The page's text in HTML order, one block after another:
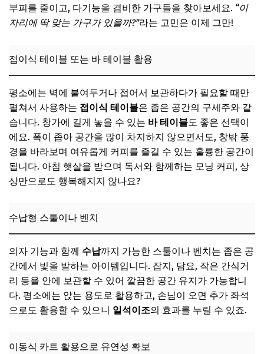
부피를 줄이고, 다기능을 겸비한 가구들을 찾아보세요. “이
자리에 딱 맞는 가구가 있을까?”라는 고민은 이제 그만!
접이식 테이블 또는 바 테이블 활용
평소에는 벽에 붙여두거나 접어서 보관하다가 필요할 때만
펼쳐서 사용하는 접이식 테이블은 좁은 공간의 구세주와 같
습니다. 창가에 길게 놓을 수 있는 바 테이블도 좋은 선택이
에요. 폭이 좁아 공간을 많이 차지하지 않으면서도, 창밖 풍
경을 바라보며 여유롭게 커피를 즐길 수 있는 훌륭한 공간이
됩니다. 아침 햇살을 받으며 독서와 함께하는 모닝 커피, 상
상만으로도 행복해지지 않나요?
수납형 스툴이나 벤치
의자 기능과 함께 수납까지 가능한 스툴이나 벤치는 좁은 공
간에서 빛을 발하는 아이템입니다. 잡지, 담요, 작은 간식거
리 등을 안에 보관할 수 있어 깔끔한 공간 유지가 가능합니
다. 평소에는 앉는 용도로 활용하고, 손님이 오면 추가 좌석
으로도 활용할 수 있으니 일석이조의 효과를 누릴 수 있죠.
이동식 카트 활용으로 유연성 확보